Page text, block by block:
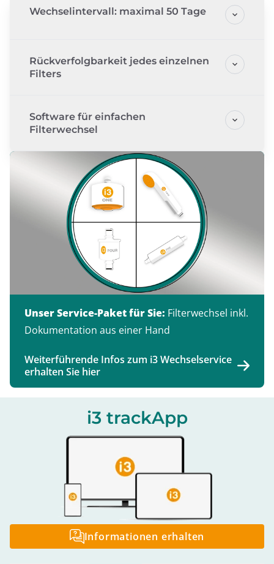
Wechselintervall: maximal 50 Tage
Rückverfolgbarkeit jedes einzelnen
Filters
Software für einfachen
Filterwechsel
Unser Service-Paket für Sie: Filterwechsel inkl.
Dokumentation aus einer Hand
Weiterführende Infos zum i3 Wechselservice
erhalten Sie hier
i3 trackApp
Informationen erhalten